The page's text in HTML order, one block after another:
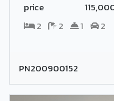
price
2
2 1
2
PN200900152